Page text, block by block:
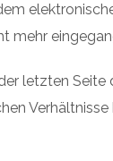
mehr
letzten